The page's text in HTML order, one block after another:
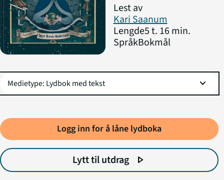
Lest av
Kari Saanum
Lengde5 t. 16 min.
SpråkBokmål
expand_more
Logg inn for å låne lydboka
Lytt til utdrag
play_arrow